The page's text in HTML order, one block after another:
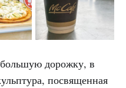
дорожку, в
посвященная